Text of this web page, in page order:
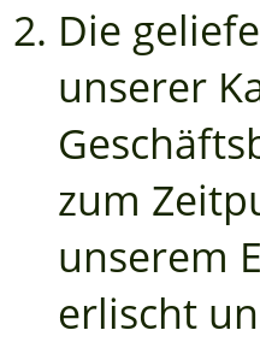
Die
unserer
zum
unserem
erlischt